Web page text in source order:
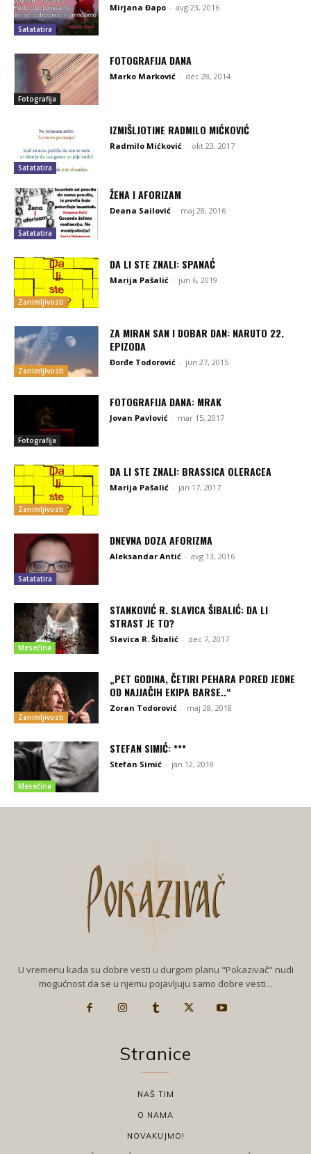
Satatatira
Mirjana Đapo - avg 23, 2016
Fotografija
FOTOGRAFIJA DANA
Marko Marković - dec 28, 2014
Satatatira
IZMIŠLJOTINE RADMILO MIĆKOVIĆ
Radmilo Mićković - okt 23, 2017
Satatatira
ŽENA I AFORIZAM
Deana Sailović - maj 28, 2016
Zanimljivosti
DA LI STE ZNALI: SPANAĆ
Marija Pašalić - jun 6, 2019
Zanimljivosti
ZA MIRAN SAN I DOBAR DAN: NARUTO 22.
EPIZODA
Đorđe Todorović - jun 27, 2015
Fotografija
FOTOGRAFIJA DANA: MRAK
Jovan Pavlović - mar 15, 2017
Zanimljivosti
DA LI STE ZNALI: BRASSICA OLERACEA
Marija Pašalić - jan 17, 2017
Satatatira
DNEVNA DOZA AFORIZMA
Aleksandar Antić - avg 13, 2016
Mesečina
STANKOVIĆ R. SLAVICA ŠIBALIĆ: DA LI
STRAST JE TO?
Slavica R. Šibalić - dec 7, 2017
Zanimljivosti
„PET GODINA, ČETIRI PEHARA PORED JEDNE
OD NAJJAČIH EKIPA BARSE..“
Zoran Todorović - maj 28, 2018
Mesečina
STEFAN SIMIĆ: ***
Stefan Simić - jan 12, 2018
U vremenu kada su dobre vesti u durgom planu "Pokazivač" nudi
mogućnost da se u njemu pojavljuju samo dobre vesti...
Stranice
NAŠ TIM
O NAMA
NOVAKUJMO!